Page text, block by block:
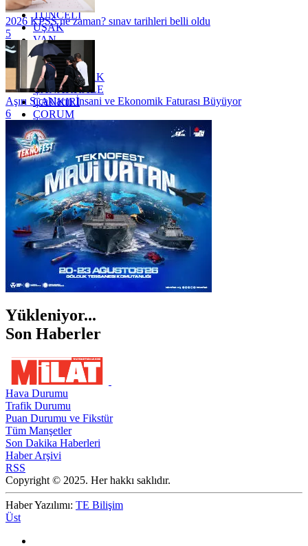
TRABZON
TUNCELİ
UŞAK
VAN
YALOVA
YOZGAT
ZONGULDAK
ÇANAKKALE
ÇANKIRI
ÇORUM
İSTANBUL
İZMİR
ŞANLIURFA
ŞIRNAK
2026 KPSS ne zaman? sınav tarihleri belli oldu
5
Aşırı Sıcakların İnsani ve Ekonomik Faturası Büyüyor
6
Yükleniyor...
Son Haberler
Hava Durumu
Trafik Durumu
Puan Durumu ve Fikstür
Tüm Manşetler
Son Dakika Haberleri
Haber Arşivi
RSS
Copyright © 2025. Her hakkı saklıdır.
Haber Yazılımı: TE Bilişim
Üst